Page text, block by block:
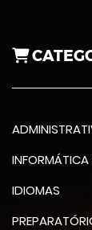
IDIOMAS